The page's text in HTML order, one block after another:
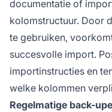
documentatie of
kolomstructuur. Door
te gebruiken,
succesvolle import.
importinstructies en
welke kolommen
Regelmatige back-